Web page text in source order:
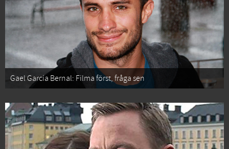
Gael García Bernal: Filma först, fråga sen